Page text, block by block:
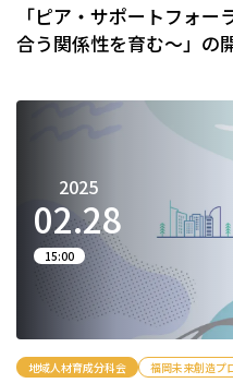
「ピア・サポートフォ
合う関係性を育む～」の
2025
02.28
15:00
地域人材育成分科会 福岡未来創造プ